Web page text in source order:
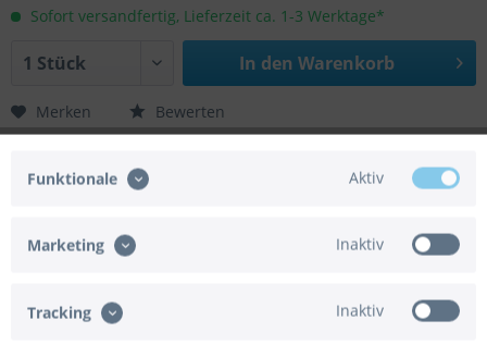
Sofort versandfertig, Lieferzeit ca. 1-3 Werktage*
In den Warenkorb
Merken Bewerten
EAN/UPC:
Luft geeignet:
Gasbedarf:
Achtung:
Der Artikel wird ohne Gasfüllung
Funktionale Aktiv
Marketing Inaktiv
Tracking Inaktiv